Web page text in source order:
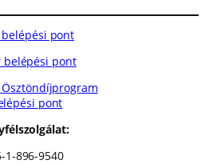
belépési pont
belépési pont
pont
1-896-9540